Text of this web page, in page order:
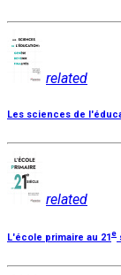
related
Les sciences de
related
L'école primaire au 21 e